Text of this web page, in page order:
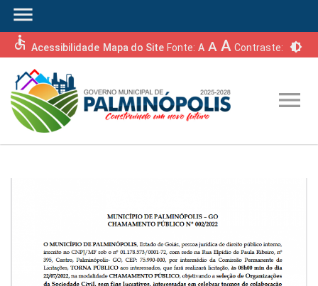
menu
accessible Acessibilidade Mapa do Site Fonte: A A A Contraste: brightness_6
menu